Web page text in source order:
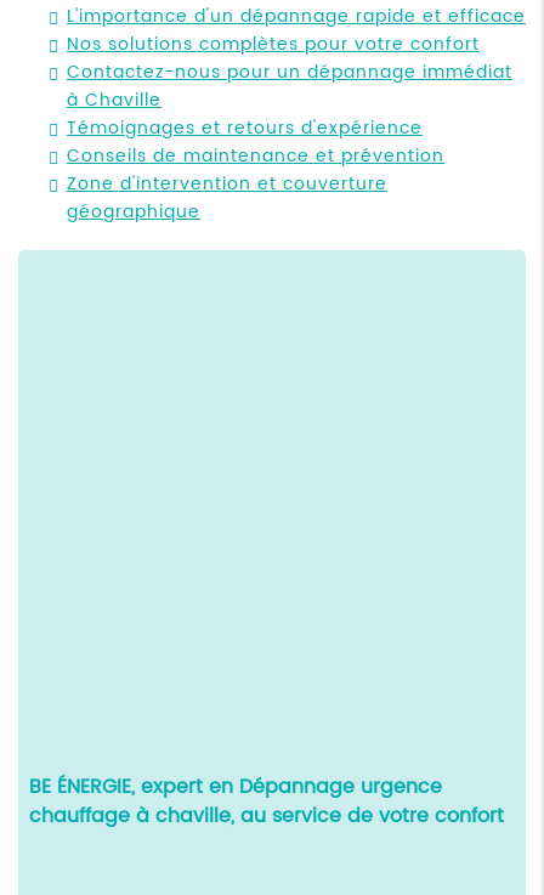
L'importance d'un dépannage rapide et efficace
Nos solutions complètes pour votre confort
Contactez-nous pour un dépannage immédiat
à Chaville
Témoignages et retours d'expérience
Conseils de maintenance et prévention
Zone d'intervention et couverture
géographique
BE ÉNERGIE, expert en Dépannage urgence
chauffage à chaville, au service de votre confort